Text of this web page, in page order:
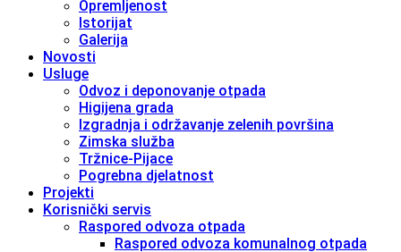
Opremljenost
Istorijat
Galerija
Novosti
Usluge
Odvoz i deponovanje otpada
Higijena grada
Izgradnja i održavanje zelenih površina
Zimska služba
Tržnice-Pijace
Pogrebna djelatnost
Projekti
Korisnički servis
Raspored odvoza otpada
Raspored odvoza komunalnog otpada